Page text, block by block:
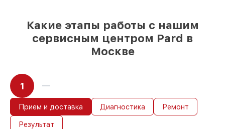
же день, при немедленном старте работ
Какие этапы работы с нашим
сервисным центром Pard в
Москве
1
Прием и доставка Диагностика Ремонт
Результат